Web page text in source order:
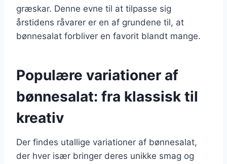
græskar. Denne evne til at tilpasse sig
årstidens råvarer er en af grundene til, at
bønnesalat forbliver en favorit blandt mange.
Populære variationer af
bønnesalat: fra klassisk til
kreativ
Der findes utallige variationer af bønnesalat,
der hver især bringer deres unikke smag og